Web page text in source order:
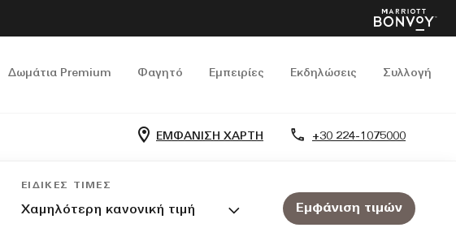
Δωμάτια Premium Φαγητό Εμπειρίες Εκδηλώσεις Συλλογή
ΕΜΦΑΝΙΣΗ ΧΑΡΤΗ +30 224-1075000
ΕΙΔΙΚΈΣ ΤΙΜΈΣ
Χαμηλότερη κανονική τιμή Εμφάνιση τιμών